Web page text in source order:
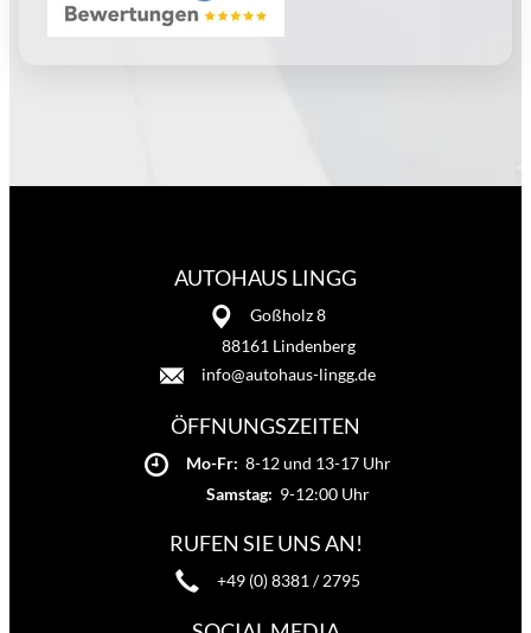
AUTOHAUS LINGG
Goßholz 8
88161 Lindenberg
info@autohaus-lingg.de
ÖFFNUNGSZEITEN
Mo-Fr: 8-12 und 13-17 Uhr
Samstag: 9-12:00 Uhr
RUFEN SIE UNS AN!
+49 (0) 8381 / 2795